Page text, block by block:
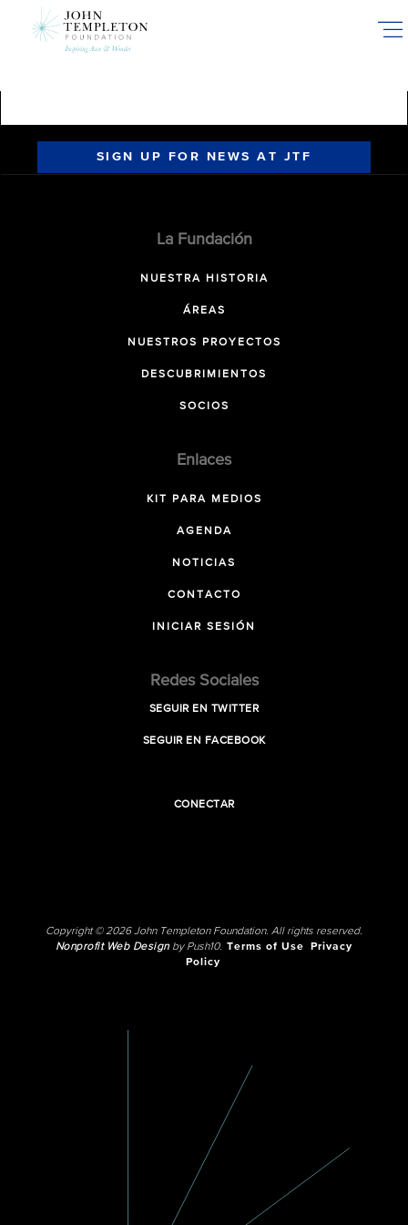
SIGN UP FOR NEWS AT JTF
La Fundación
NUESTRA HISTORIA
ÁREAS
NUESTROS PROYECTOS
DESCUBRIMIENTOS
SOCIOS
Enlaces
KIT PARA MEDIOS
AGENDA
NOTICIAS
CONTACTO
INICIAR SESIÓN
Redes Sociales
SEGUIR EN TWITTER
SEGUIR EN FACEBOOK
CONECTAR
Copyright © 2026 John Templeton Foundation. All rights reserved.
Nonprofit Web Designby Push10. Terms of Use
Privacy
Policy